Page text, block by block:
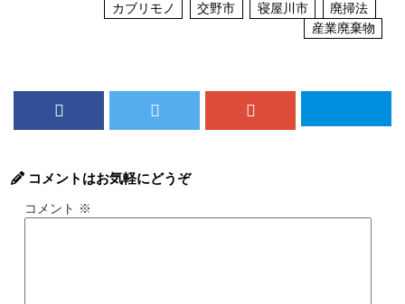
カブリモノ
交野市 寝屋川市
廃掃法
産業廃棄物
コメントはお気軽にどうぞ
コメント ※